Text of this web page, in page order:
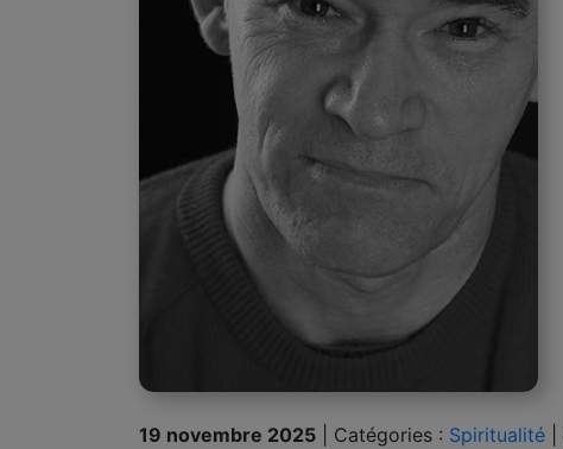
19 novembre 2025 Catégories : Spiritualité